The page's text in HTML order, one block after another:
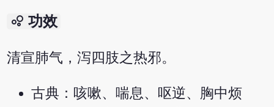
bubble_chart 功效
清宣肺气，泻四肢之热邪。
古典：咳嗽、喘息、呕逆、胸中烦